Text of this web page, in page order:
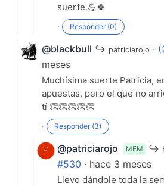
suerte.💪🍀
· Responder (0)
@blackbull ↪ patriciarojo ·
meses
Muchísima suerte Patricia,
apuestas, pero el que no
tí 👏👏👏👏👏
· Responder (3)
@patriciarojo MEM ↪
#530 · hace 3 meses
Llevo dándole toda la